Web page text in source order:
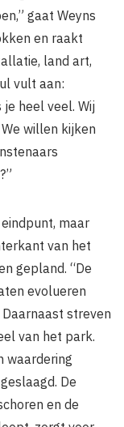
gaat Weyns
en raakt
land art,
vult aan:
heel veel. Wij
willen kijken
maar
van het
gepland. “De
evolueren
streven
van het park.
waardering
De
en de